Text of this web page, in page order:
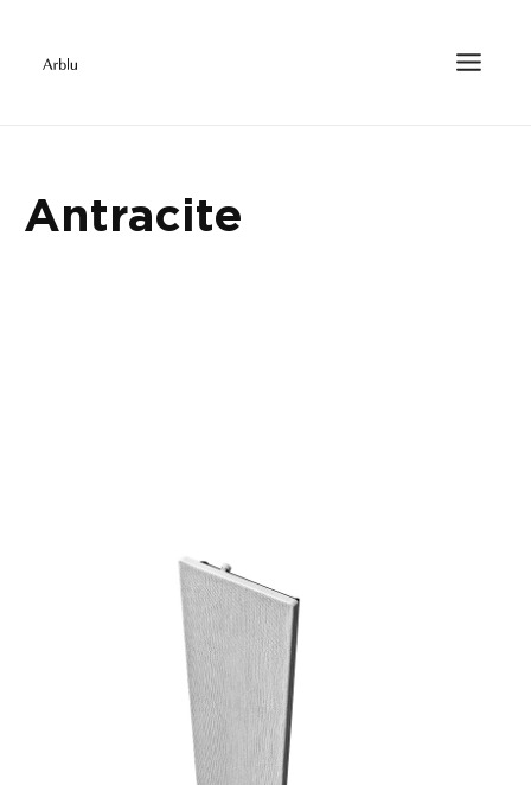
Antracite